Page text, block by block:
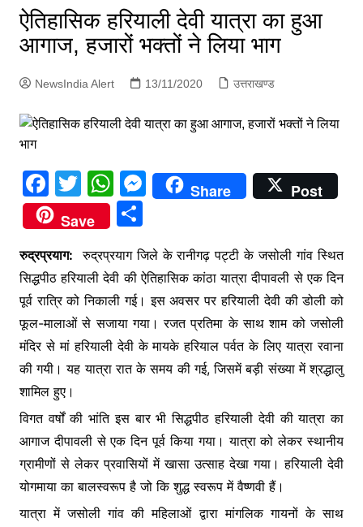
ऐतिहासिक हरियाली देवी यात्रा का हुआ
आगाज, हजारों भक्तों ने लिया भाग
NewsIndia Alert 13/11/2020 उत्तराखण्ड
F
a
c
e
b
o
o
k
T
w
itt
er
W
h
at
s
A
p
p
M
e
s
e
n
g
er
Share
Post
Save
S
h
ar
e
रुद्रप्रयाग: रुद्रप्रयाग जिले के रानीगढ़ पट्टी के जसोली गांव स्थित
सिद्धपीठ हरियाली देवी की ऐतिहासिक कांठा यात्रा दीपावली से एक दिन
पूर्व रात्रि को निकाली गई। इस अवसर पर हरियाली देवी की डोली को
फूल-मालाओं से सजाया गया। रजत प्रतिमा के साथ शाम को जसोली
मंदिर से मां हरियाली देवी के मायके हरियाल पर्वत के लिए यात्रा रवाना
की गयी। यह यात्रा रात के समय की गई, जिसमें बड़ी संख्या में श्रद्धालु
शामिल हुए।
विगत वर्षों की भांति इस बार भी सिद्धपीठ हरियाली देवी की यात्रा का
आगाज दीपावली से एक दिन पूर्व किया गया। यात्रा को लेकर स्थानीय
ग्रामीणों से लेकर प्रवासियों में खासा उत्साह देखा गया। हरियाली देवी
योगमाया का बालस्वरूप है जो कि शुद्ध स्वरूप में वैष्णवी हैं।
यात्रा में जसोली गांव की महिलाओं द्वारा मांगलिक गायनों के साथ